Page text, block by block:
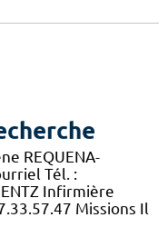
REQUENA-
Tél. :
Infirmière
Missions Il